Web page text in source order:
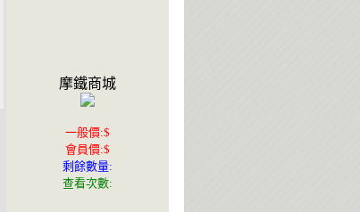
摩鐵商城
一般價:$
會員價:$
剩餘數量:
查看次數: